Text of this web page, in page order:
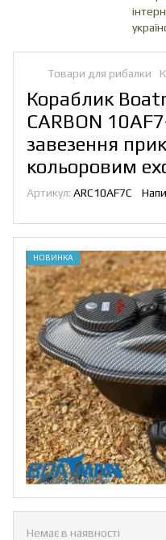
Товари для рибалки
Кораблик
CARBON
завезення
кольоровим
Артикул: ARС10AF7C
НОВИНКА
Немає в наявності